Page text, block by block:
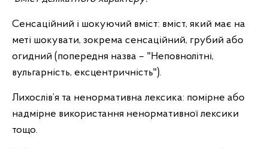
Сенсаційний і шокуючий вміст: вміст, який має на
меті шокувати, зокрема сенсаційний, грубий або
огидний (попередня назва – "Неповнолітні,
вульгарність, ексцентричність").
Лихослів’я та ненормативна лексика: помірне або
надмірне використання ненормативної лексики
тощо.